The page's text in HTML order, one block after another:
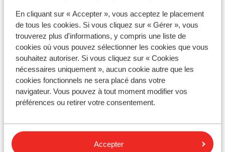
En cliquant sur « Accepter », vous acceptez le placement
de tous les cookies. Si vous cliquez sur « Gérer », vous
trouverez plus d'informations, y compris une liste de
cookies où vous pouvez sélectionner les cookies que vous
souhaitez autoriser. Si vous cliquez sur « Cookies
nécessaires uniquement », aucun cookie autre que les
cookies fonctionnels ne sera placé dans votre
navigateur. Vous pouvez à tout moment modifier vos
préférences ou retirer votre consentement.
Accepter
Hôtel Meliá Costa del Sol
Iberostar Waves Malaga Playa
Hotel Occidental Fuengirola
Ibersol Almuñecar Beach & Spa